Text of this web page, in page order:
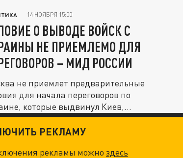
14 НОЯБРЯ 15:00
О ВЫВОДЕ ВОЙСК С
НЕ ПРИЕМЛЕМО ДЛЯ
– МИД РОССИИ
не приемлет предварительные
для начала переговоров по
которые выдвинул Киев,
РЕКЛАМУ
рекламы можноздесь